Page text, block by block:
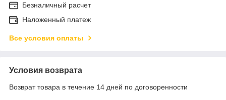
Безналичный расчет
Наложенный платеж
Все условия оплаты
Условия возврата
Возврат товара в течение 14 дней по договоренности